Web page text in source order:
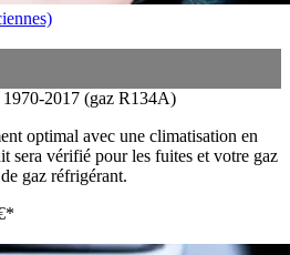
1970-2017 (gaz R134A)
optimal avec une climatisation en
sera vérifié pour les fuites et votre gaz
de gaz réfrigérant.